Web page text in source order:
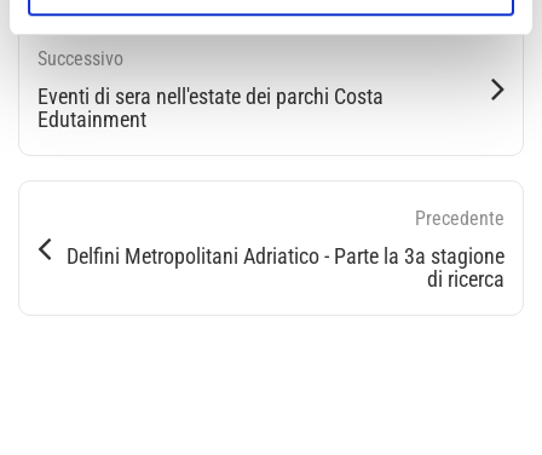
Successivo
Eventi di sera nell'estate dei parchi Costa
Edutainment
Precedente
Delfini Metropolitani Adriatico - Parte la 3a stagione
di ricerca